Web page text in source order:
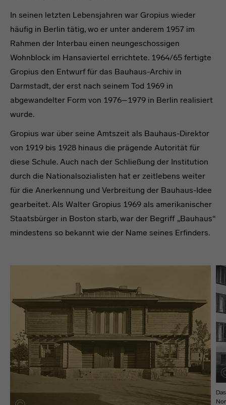
In seinen letzten Lebensjahren war Gropius wieder
häufig in Berlin tätig, wo er unter anderem 1957 im
Rahmen der Interbau einen neungeschossigen
Wohnblock im Hansaviertel errichtete. 1964/65 fertigte
Gropius den Entwurf für das Bauhaus-Archiv in
Darmstadt, der erst nach seinem Tod 1969 in
abgewandelter Form von 1976–1979 in Berlin realisiert
wurde.
Gropius war über seine Amtszeit als Bauhaus-Direktor
von 1919 bis 1928 hinaus die prägende Autorität für
diese Schule. Auch nach der Schließung der Institution
durch die Nationalsozialisten hat er zeitlebens weiter
für die Anerkennung und Verbreitung der Bauhaus-Idee
gearbeitet. Als Walter Gropius 1969 als amerikanischer
Staatsbürger in Boston starb, war der Begriff „Bauhaus“
mindestens so bekannt wie der Name seines Erfinders.